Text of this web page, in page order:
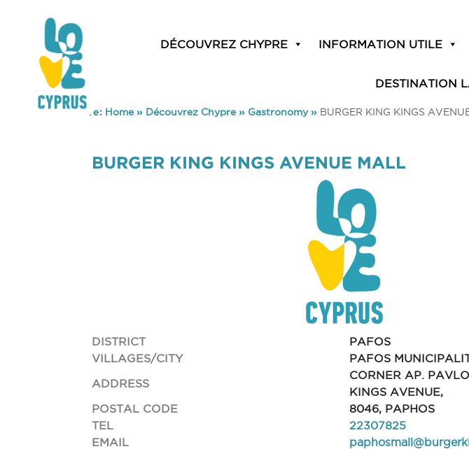
DÉCOUVREZ CHYPRE INFORMATION UTILE
DESTINATION
You are here: Home» Découvrez Chypre» Gastronomy» BURGER KING KINGS
BURGER KING KINGS AVENUE MALL
DISTRICT
PAFOS
VILLAGES/CITY
PAFOS
ADDRESS
CORNER AP.
KINGS AVENUE,
POSTAL CODE
8046, PAPHOS
TEL
22307825
EMAIL